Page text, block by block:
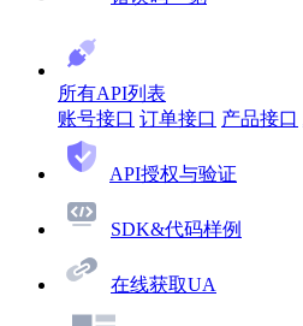
所有API列表
账号接口 订单接口 产品接口
API授权与验证
SDK&代码样例
在线获取UA